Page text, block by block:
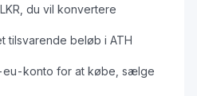
du vil konvertere
tilsvarende beløb i ATH
eu-konto for at købe, sælge